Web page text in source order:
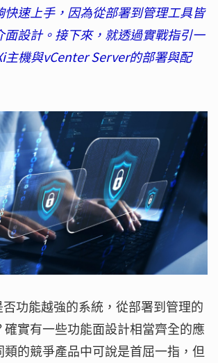
快速上手，因為從部署到管理工具皆
面設計。接下來，就透過實戰指引一
主機與vCenter Server的部署與配
功能越強的系統，從部署到管理的
實有一些功能面設計相當齊全的應
的競爭產品中可說是首屈一指，但